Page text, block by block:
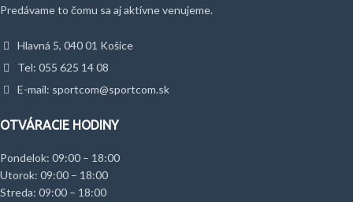
Predávame to čomu sa aj aktívne venujeme.
Hlavná 5, 040 01 Košice
Tel: 055 625 14 08
E-mail: sportcom@sportcom.sk
OTVÁRACIE HODINY
Pondelok: 09:00 – 18:00
Utorok: 09:00 – 18:00
Streda: 09:00 – 18:00